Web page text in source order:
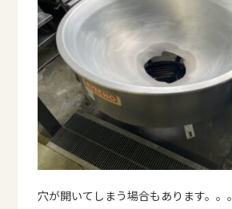
穴が開いてしまう場合もあります。。。